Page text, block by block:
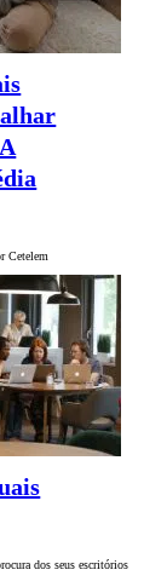
Cetelem
dos seus escritórios